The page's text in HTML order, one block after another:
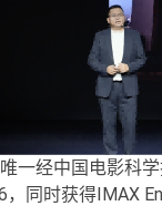
一经中国电影科
同时获得IMAX